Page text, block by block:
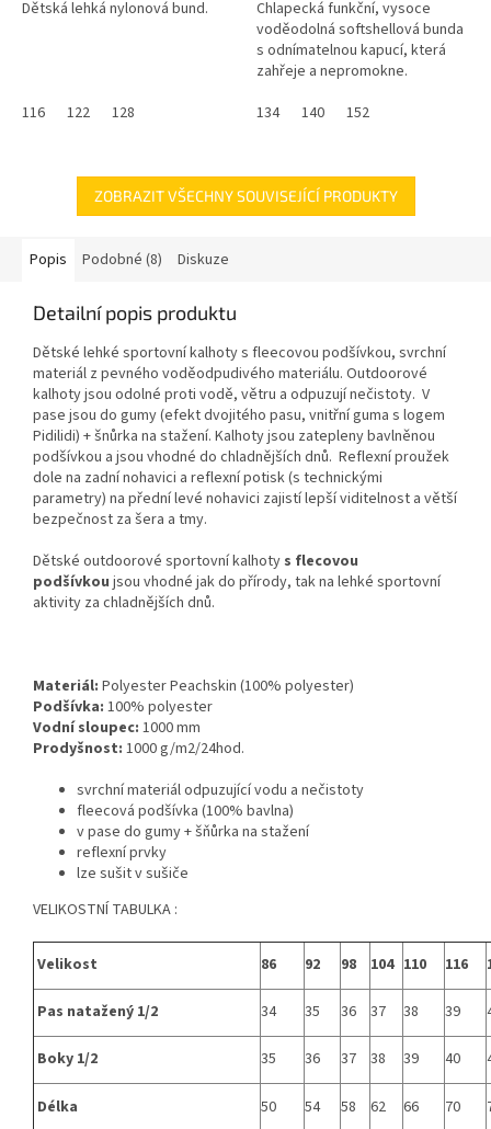
Dětská lehká nylonová bund.
116 122 128
Chlapecká funkční, vysoce
voděodolná softshellová bunda
s odnímatelnou kapucí, která
zahřeje a nepromokne.
134
140 152
ZOBRAZIT VŠECHNY SOUVISEJÍCÍ PRODUKTY
Popis Podobné (8) Diskuze
Detailní popis produktu
Dětské lehké sportovní kalhoty s fleecovou podšívkou, svrchní
materiál z pevného voděodpudivého materiálu. Outdoorové
kalhoty jsou odolné proti vodě, větru a odpuzují nečistoty. V
pase jsou do gumy (efekt dvojitého pasu, vnitřní guma s logem
Pidilidi) + šnůrka na stažení. Kalhoty jsou zatepleny bavlněnou
podšívkou a jsou vhodné do chladnějších dnů. Reflexní proužek
dole na zadní nohavici a reflexní potisk (s technickými
parametry) na přední levé nohavici zajistí lepší viditelnost a větší
bezpečnost za šera a tmy.
Dětské outdoorové sportovní kalhoty s flecovou
podšívkou jsou vhodné jak do přírody, tak na lehké sportovní
aktivity za chladnějších dnů.
Materiál: Polyester Peachskin (100% polyester)
Podšívka: 100% polyester
Vodní sloupec: 1000 mm
Prodyšnost: 1000 g/m2/24hod.
svrchní materiál odpuzující vodu a nečistoty
fleecová podšívka (100% bavlna)
v pase do gumy + šňůrka na stažení
reflexní prvky
lze sušit v sušiče
VELIKOSTNÍ TABULKA :
Velikost 86 92 98 104 110 116
Pas natažený 1/2 34 35 36 37 38 39
Boky 1/2 35 36 37 38 39 40
Délka 50 54 58 62 66 70